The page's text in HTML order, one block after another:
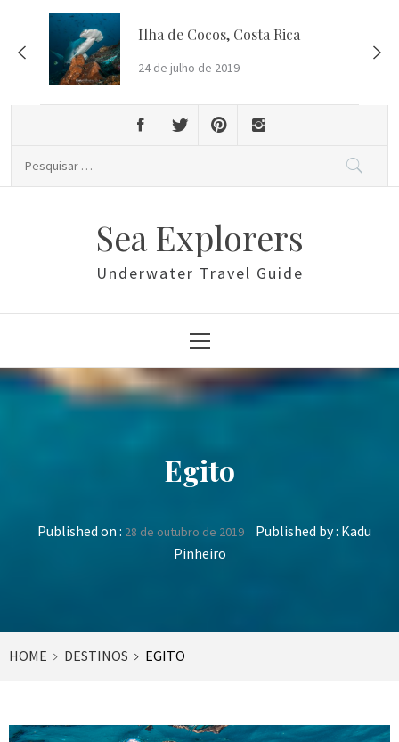
content
Ilha de Cocos, Costa Rica
24 de julho de 2019
Sea Explorers
Underwater Travel Guide
Menu
Egito
Published on : 28 de outubro de 2019 Published by : Kadu
Pinheiro
HOME DESTINOS EGITO